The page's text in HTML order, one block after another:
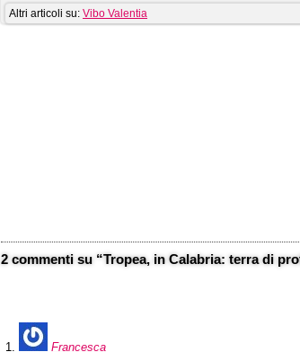
Altri articoli su: Vibo Valentia
2 commenti su “Tropea, in Calabria: terra di
Francesca